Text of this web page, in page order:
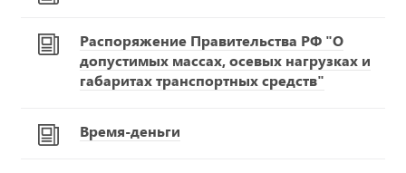
Распоряжение Правительства РФ "О
допустимых массах, осевых нагрузках и
габаритах транспортных средств"
Время-деньги